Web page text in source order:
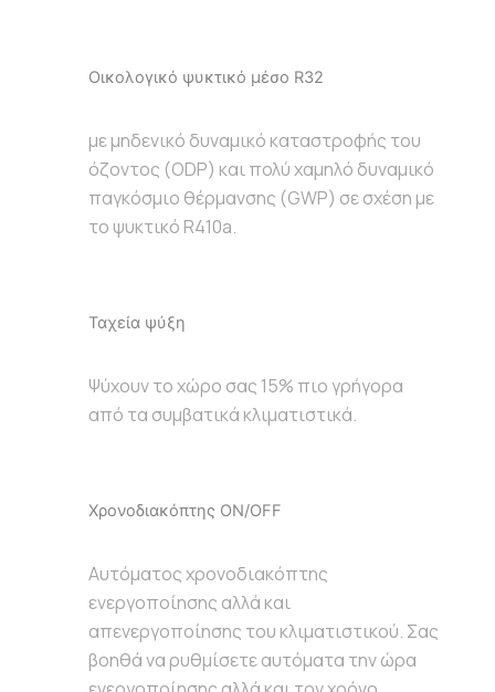
Οικολογικό ψυκτικό μέσο R32
με μηδενικό δυναμικό καταστροφής του
όζοντος (ODP) και πολύ χαμηλό δυναμικό
παγκόσμιο θέρμανσης (GWP) σε σχέση με
το ψυκτικό R410a.
Ταχεία ψύξη
Ψύχουν το χώρο σας 15% πιο γρήγορα
από τα συμβατικά κλιματιστικά.
Χρονοδιακόπτης ON/OFF
Αυτόματος χρονοδιακόπτης
ενεργοποίησης αλλά και
απενεργοποίησης του κλιματιστικού. Σας
βοηθά να ρυθμίσετε αυτόματα την ώρα